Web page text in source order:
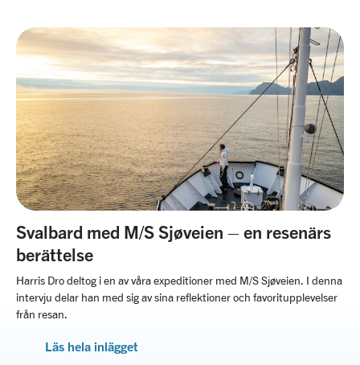
Svalbard med M/S Sjøveien – en resenärs
berättelse
Harris Dro deltog i en av våra expeditioner med M/S Sjøveien. I denna
intervju delar han med sig av sina reflektioner och favoritupplevelser
från resan.
Läs hela inlägget